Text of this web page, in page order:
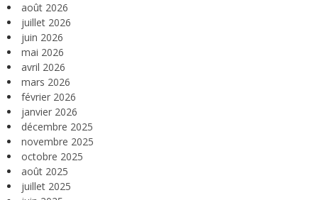
août 2026
juillet 2026
juin 2026
mai 2026
avril 2026
mars 2026
février 2026
janvier 2026
décembre 2025
novembre 2025
octobre 2025
août 2025
juillet 2025